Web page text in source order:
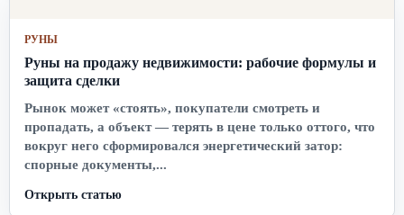
РУНЫ
Руны на продажу недвижимости: рабочие формулы и
защита сделки
Рынок может «стоять», покупатели смотреть и
пропадать, а объект — терять в цене только оттого, что
вокруг него сформировался энергетический затор:
спорные документы,...
Открыть статью